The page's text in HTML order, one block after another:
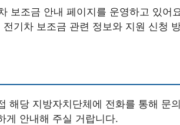
보조금 안내 페이지를 운영하고 있어
기차 보조금 관련 정보와 지원 신청
해당 지방자치단체에 전화를 통해 문
게 안내해 주실 거랍니다.